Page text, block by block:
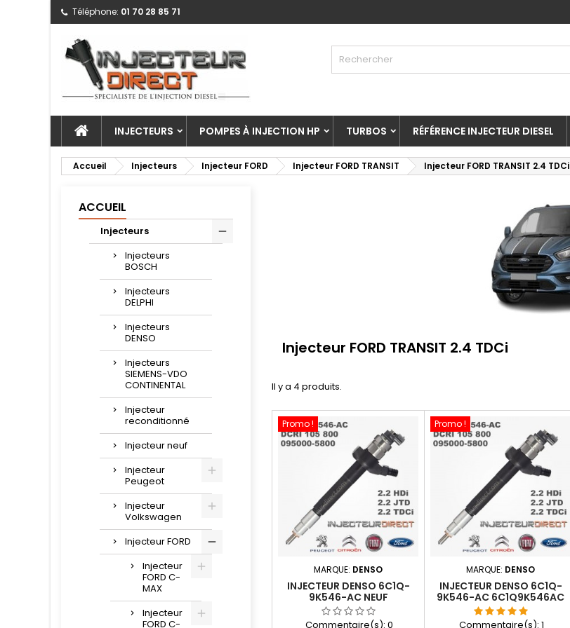
Téléphone: 01 70 28 85 71
INJECTEURS POMPES À INJECTION HP TURBOS RÉFÉRENCE INJECTEUR DIESEL
Accueil Injecteurs Injecteur FORD Injecteur FORD TRANSIT Injecteur FORD TRANSIT 2.4 TDCi
ACCUEIL
Injecteurs
Injecteurs
BOSCH
Injecteurs
DELPHI
Injecteurs
DENSO
Injecteurs
SIEMENS-VDO
CONTINENTAL
Injecteur
reconditionné
Injecteur neuf
Injecteur
Peugeot
Injecteur
Volkswagen
Injecteur FORD
Injecteur
FORD C-
MAX
Injecteur
FORD C-
Injecteur FORD TRANSIT 2.4 TDCi
Il y a 4 produits.
Promo !
MARQUE: DENSO
INJECTEUR DENSO 6C1Q-
9K546-AC NEUF
6C1Q9K546AC
Commentaire(s): 0
Promo !
MARQUE: DENSO
INJECTEUR DENSO 6C1Q-
9K546-AC 6C1Q9K546AC
Commentaire(s): 1